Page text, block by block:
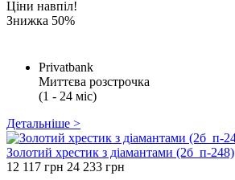
Ціни навпіл!
Знижка 50%
Privatbank
Миттєва розстрочка
(1 - 24 міс)
Детальніше >
Золотий хрестик з діамантами (2б_п-248)
12 117 грн 24 233 грн